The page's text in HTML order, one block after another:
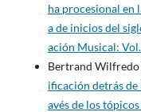
ha procesional en
a de inicios del
ación Musical:
Bertrand Wilfredo
ificación detrás
avés de los